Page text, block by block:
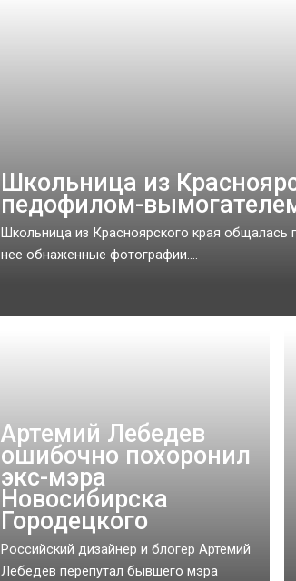
Школьница из
педофилом-
Школьница из Красноярского края общалась
нее обнаженные фотографии....
Артемий Лебедев
ошибочно похоронил
экс-мэра
Новосибирска
Городецкого
Российский дизайнер и блогер Артемий
Лебедев перепутал бывшего мэра